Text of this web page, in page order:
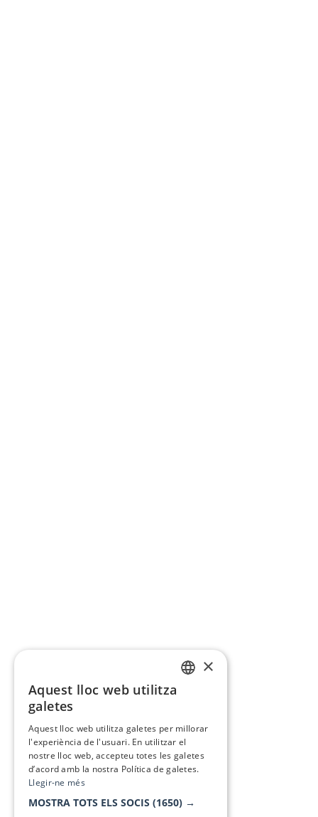
×
Aquest lloc web utilitza
galetes
Aquest lloc web utilitza galetes per millorar
l'experiència de l'usuari. En utilitzar el
nostre lloc web, accepteu totes les galetes
d’acord amb la nostra Política de galetes.
Llegir-ne més
MOSTRA TOTS ELS SOCIS (1650) →